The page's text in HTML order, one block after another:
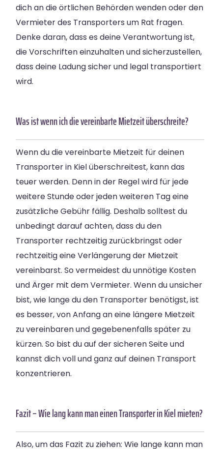
dich an die örtlichen Behörden wenden oder den
Vermieter des Transporters um Rat fragen.
Denke daran, dass es deine Verantwortung ist,
die Vorschriften einzuhalten und sicherzustellen,
dass deine Ladung sicher und legal transportiert
wird.
Was ist wenn ich die vereinbarte Mietzeit überschreite?
Wenn du die vereinbarte Mietzeit für deinen
Transporter in Kiel überschreitest, kann das
teuer werden. Denn in der Regel wird für jede
weitere Stunde oder jeden weiteren Tag eine
zusätzliche Gebühr fällig. Deshalb solltest du
unbedingt darauf achten, dass du den
Transporter rechtzeitig zurückbringst oder
rechtzeitig eine Verlängerung der Mietzeit
vereinbarst. So vermeidest du unnötige Kosten
und Ärger mit dem Vermieter. Wenn du unsicher
bist, wie lange du den Transporter benötigst, ist
es besser, von Anfang an eine längere Mietzeit
zu vereinbaren und gegebenenfalls später zu
kürzen. So bist du auf der sicheren Seite und
kannst dich voll und ganz auf deinen Transport
konzentrieren.
Fazit – Wie lang kann man einen Transporter in Kiel mieten?
Also, um das Fazit zu ziehen: Wie lange kann man